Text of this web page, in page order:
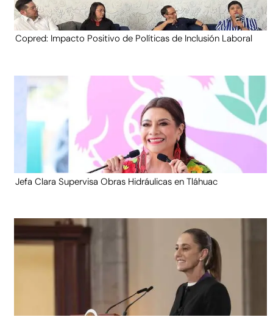
Copred: Impacto Positivo de Políticas de Inclusión Laboral
Jefa Clara Supervisa Obras Hidráulicas en Tláhuac